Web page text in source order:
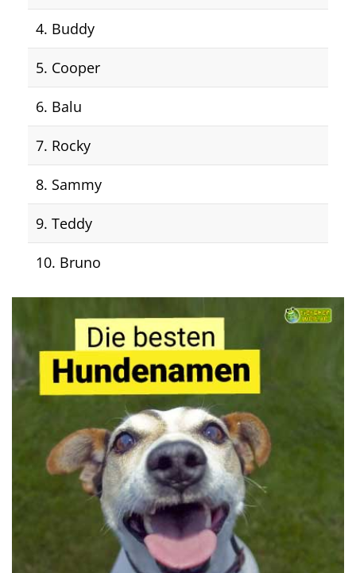
4. Buddy
5. Cooper
6. Balu
7. Rocky
8. Sammy
9. Teddy
10. Bruno